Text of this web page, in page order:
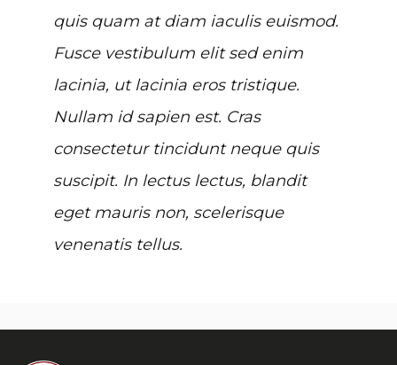
quis quam at diam iaculis euismod.
Fusce vestibulum elit sed enim
lacinia, ut lacinia eros tristique.
Nullam id sapien est. Cras
consectetur tincidunt neque quis
suscipit. In lectus lectus, blandit
eget mauris non, scelerisque
venenatis tellus.